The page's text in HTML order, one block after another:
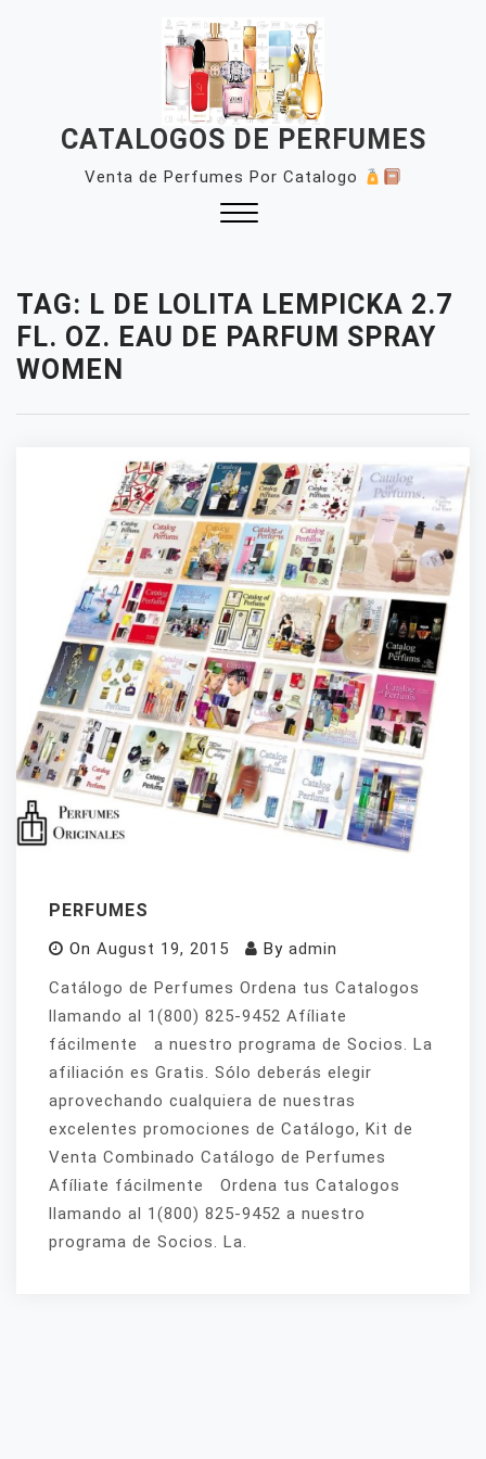
CATALOGOS DE PERFUMES
Venta de Perfumes Por Catalogo
TAG: L DE LOLITA LEMPICKA 2.7
FL. OZ. EAU DE PARFUM SPRAY
WOMEN
PERFUMES
On August 19, 2015 By admin
Catálogo de Perfumes Ordena tus Catalogos
llamando al 1(800) 825-9452 Afíliate
fácilmente a nuestro programa de Socios. La
afiliación es Gratis. Sólo deberás elegir
aprovechando cualquiera de nuestras
excelentes promociones de Catálogo, Kit de
Venta Combinado Catálogo de Perfumes
Afíliate fácilmente Ordena tus Catalogos
llamando al 1(800) 825-9452 a nuestro
programa de Socios. La.